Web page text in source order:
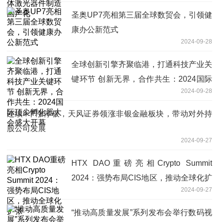
圣奥UP7亮相第三届全球数贸会，引领健
康办公新范式
2024-09-28
全球创新引擎齐聚临港，打通科技产业关
键环节 创新无界，合作共生：2024国际
2024-09-28
连续4个涨停板，天风证券领涨非银金融板块，带动对外持
股公司发展
2024-09-27
HTX DAO重磅亮相Crypto Summit
2024：强势布局CIS地区，推动全球化扩
2024-09-27
“推动高质量发展”系列发布会举行数码视